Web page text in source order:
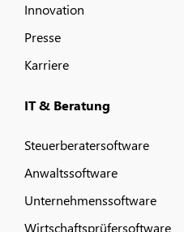
Innovation
Presse
Karriere
IT & Beratung
Steuerberatersoftware
Anwaltssoftware
Unternehmenssoftware
Wirtschaftsprüfersoftware